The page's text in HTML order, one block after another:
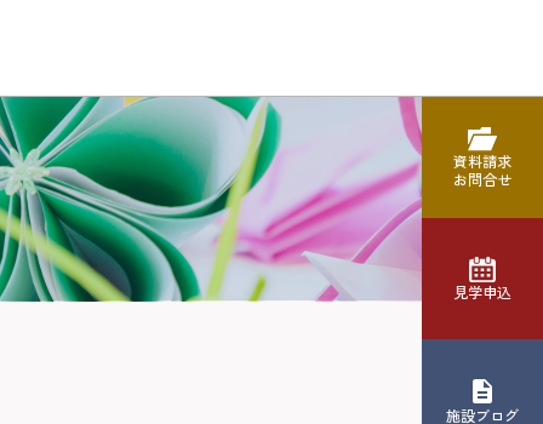
資料請求
お問合せ
見学申込
施設ブログ